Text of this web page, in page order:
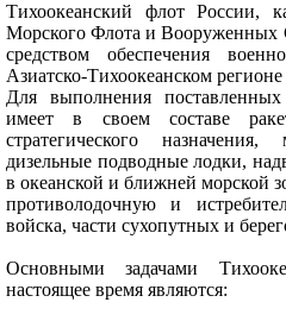
Тихоокеанский флот России,
Морского Флота и Вооруженных
средством обеспечения
Азиатско-Тихоокеанском
Для выполнения
имеет в своем составе
стратегического
дизельные подводные лодки,
в океанской и ближней морской
противолодочную и
войска, части сухопутных и
Основными задачами
настоящее время являются: